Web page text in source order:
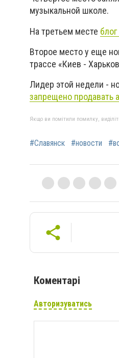
музыкальной школе.
На третьем месте
Второе место у еще
трассе «Киев -
Лидер этой недели -
запрещено продавать
Якщо ви помітили помилку,
#Славянск #новости
Коментарі
Авторизуватись